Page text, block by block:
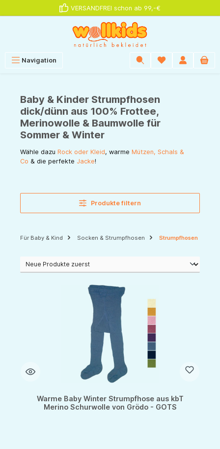
VERSANDFREI schon ab 99,-€
Navigation
Baby & Kinder Strumpfhosen
dick/dünn aus 100% Frottee,
Merinowolle & Baumwolle für
Sommer & Winter
Wähle dazu Rock oder Kleid, warme Mützen, Schals &
Co & die perfekte Jacke!
Produkte filtern
Für Baby & Kind Socken & Strumpfhosen Strumpfhosen
Warme Baby Winter Strumpfhose aus kbT
Merino Schurwolle von Grödo - GOTS